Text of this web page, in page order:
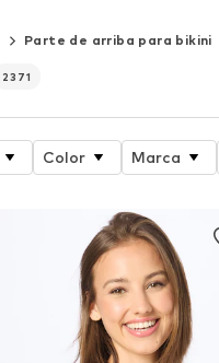
Parte de arriba para bikini
2371
Color Marca